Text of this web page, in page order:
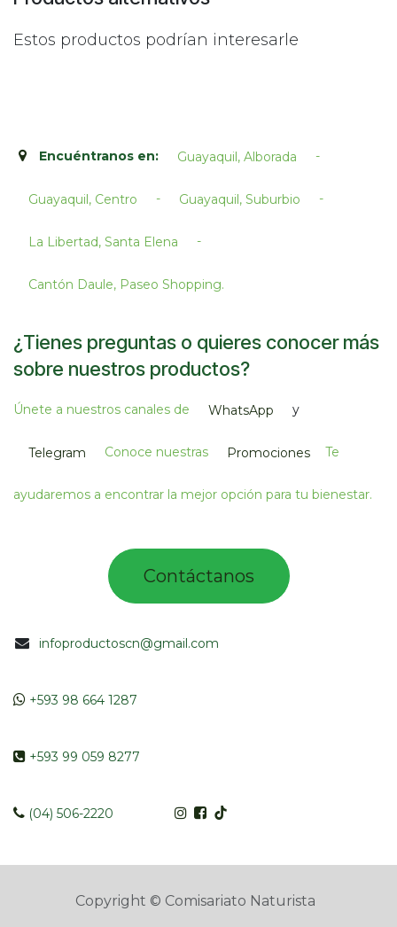
Estos productos podrían interesarle
Encuéntranos en: Guayaquil, Alborada -
Guayaquil, Centro - Guayaquil, Suburbio -
La Libertad, Santa Elena -
Cantón Daule, Paseo Shopping.​
¿Tienes preguntas o quieres conocer más
sobre nuestros productos?
Únete a nuestros canales de WhatsApp y
Telegram Conoce nuestras Promociones Te
ayudaremos a encontrar la mejor opción para tu bienestar.
infoproductoscn@gmail.com
+593 98 664 1287
​ +593 99 059 8277
(04) 506-2220
Contác​tano​​​s​​​​​
Copyright © Comisariato Naturista